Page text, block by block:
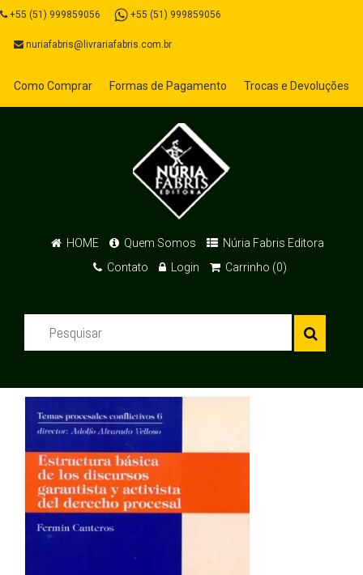
+55 (51) 999859056 +55 (51) 999859056
nuriafabris@livrariafabris.com.br
Como Comprar Formas de Pagamento Trocas e Devoluções
HOME Quem Somos
Núria Fabris Editora
Contato
Login Carrinho (0)